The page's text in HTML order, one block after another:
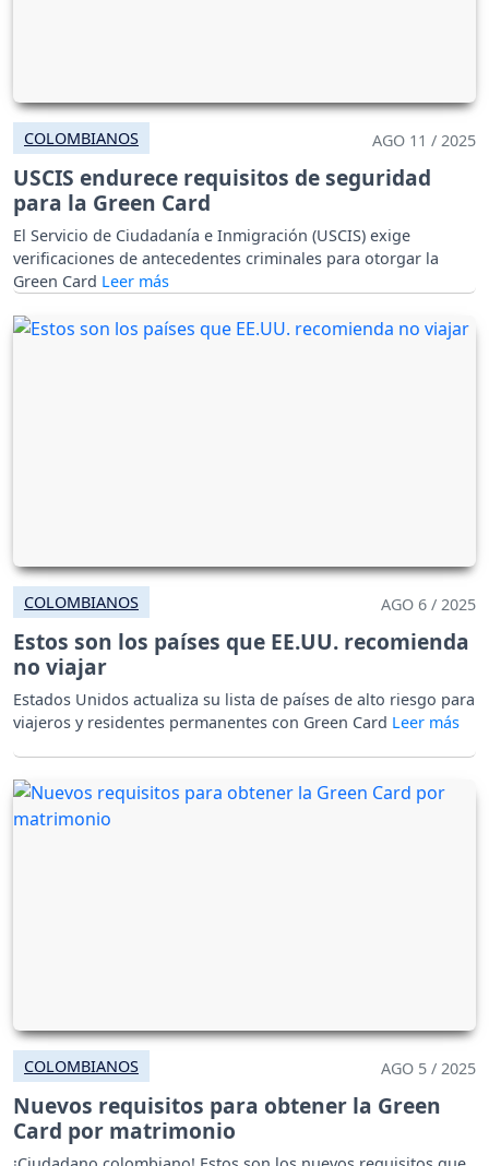
COLOMBIANOS AGO 11 / 2025
USCIS endurece requisitos de seguridad
para la Green Card
El Servicio de Ciudadanía e Inmigración (USCIS) exige
verificaciones de antecedentes criminales para otorgar la
Green Card
COLOMBIANOS AGO 6 / 2025
Estos son los países que EE.UU. recomienda
no viajar
Estados Unidos actualiza su lista de países de alto riesgo para
viajeros y residentes permanentes con Green Card
COLOMBIANOS AGO 5 / 2025
Nuevos requisitos para obtener la Green
Card por matrimonio